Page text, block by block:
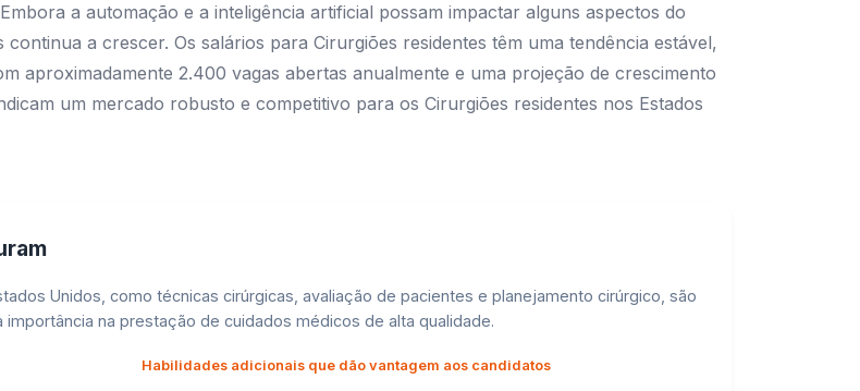
a automação e a inteligência artificial possam impactar alguns aspectos do
a crescer. Os salários para Cirurgiões residentes têm uma tendência estável,
aproximadamente 2.400 vagas abertas anualmente e uma projeção de crescimento
um mercado robusto e competitivo para os Cirurgiões residentes nos Estados
Unidos, como técnicas cirúrgicas, avaliação de pacientes e planejamento cirúrgico, são
na prestação de cuidados médicos de alta qualidade.
Habilidades adicionais que dão vantagem aos candidatos